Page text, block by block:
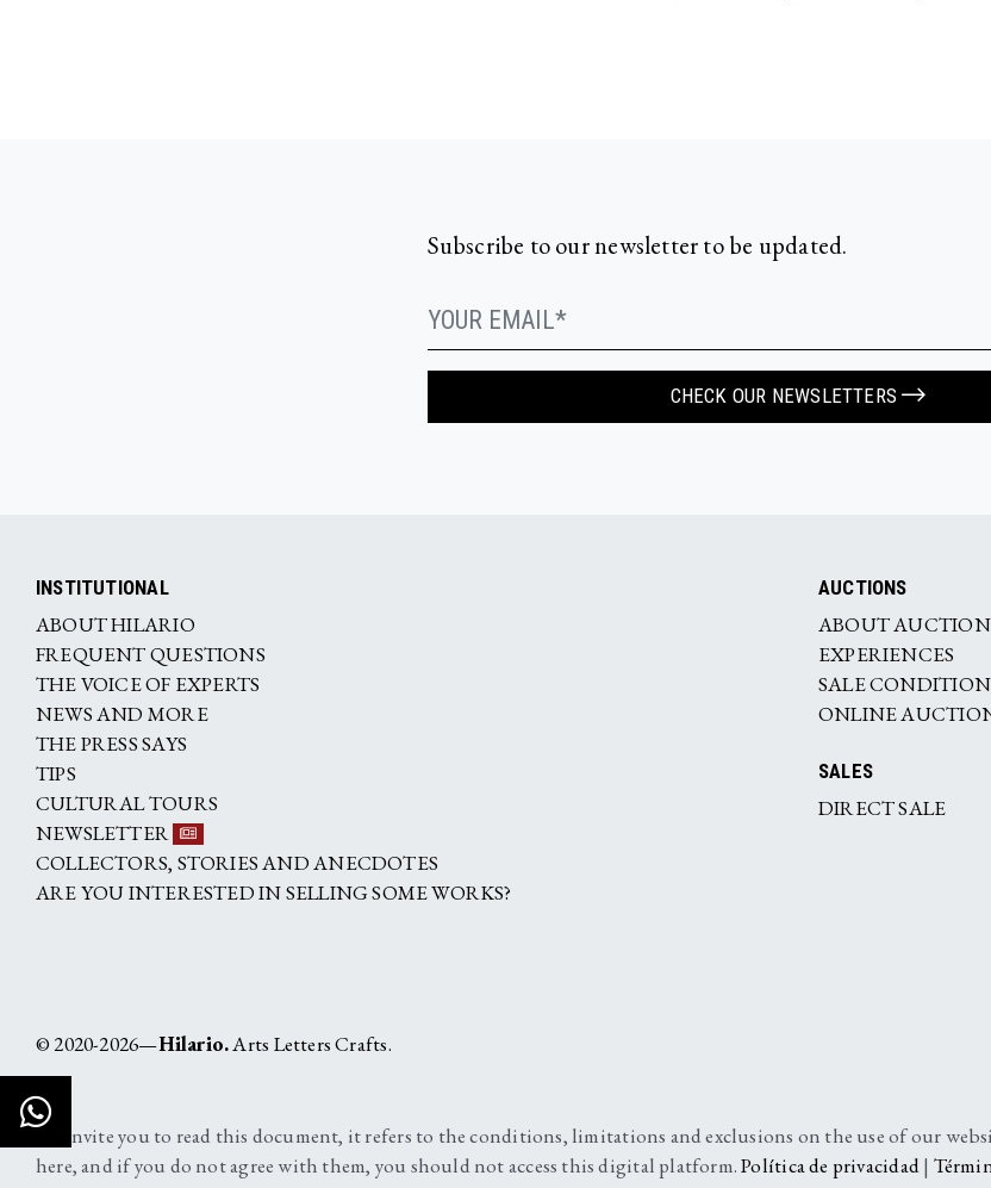
Subscribe to our newsletter to be updated.
CHECK OUR NEWSLETTERS
INSTITUTIONAL
ABOUT HILARIO
FREQUENT QUESTIONS
THE VOICE OF EXPERTS
NEWS AND MORE
THE PRESS SAYS
TIPS
CULTURAL TOURS
NEWSLETTER
COLLECTORS, STORIES AND ANECDOTES
ARE YOU INTERESTED IN SELLING SOME WORKS?
AUCTIONS
ABOUT
EXPERIENCES
SALE
ONLINE
SALES
DIRECT SALE
© 2020-2026—Hilario.Arts Letters Crafts.
We invite you to read this document, it refers to the conditions, limitations and exclusions on the use of our
here, and if you do not agree with them, you should not access this digital platform.Política de privacidad|